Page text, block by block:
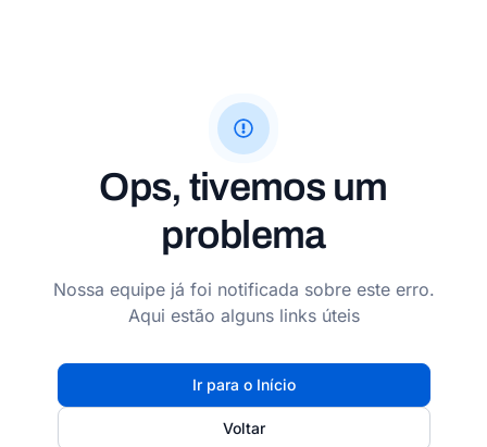
Ops, tivemos um
problema
Nossa equipe já foi notificada sobre este erro.
Aqui estão alguns links úteis
Ir para o Início
Voltar